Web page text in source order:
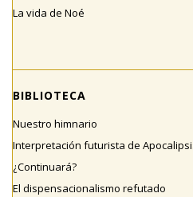
La vida de Noé
BIBLIOTECA
Nuestro himnario
Interpretación futurista de
¿Continuará?
El dispensacionalismo refutado